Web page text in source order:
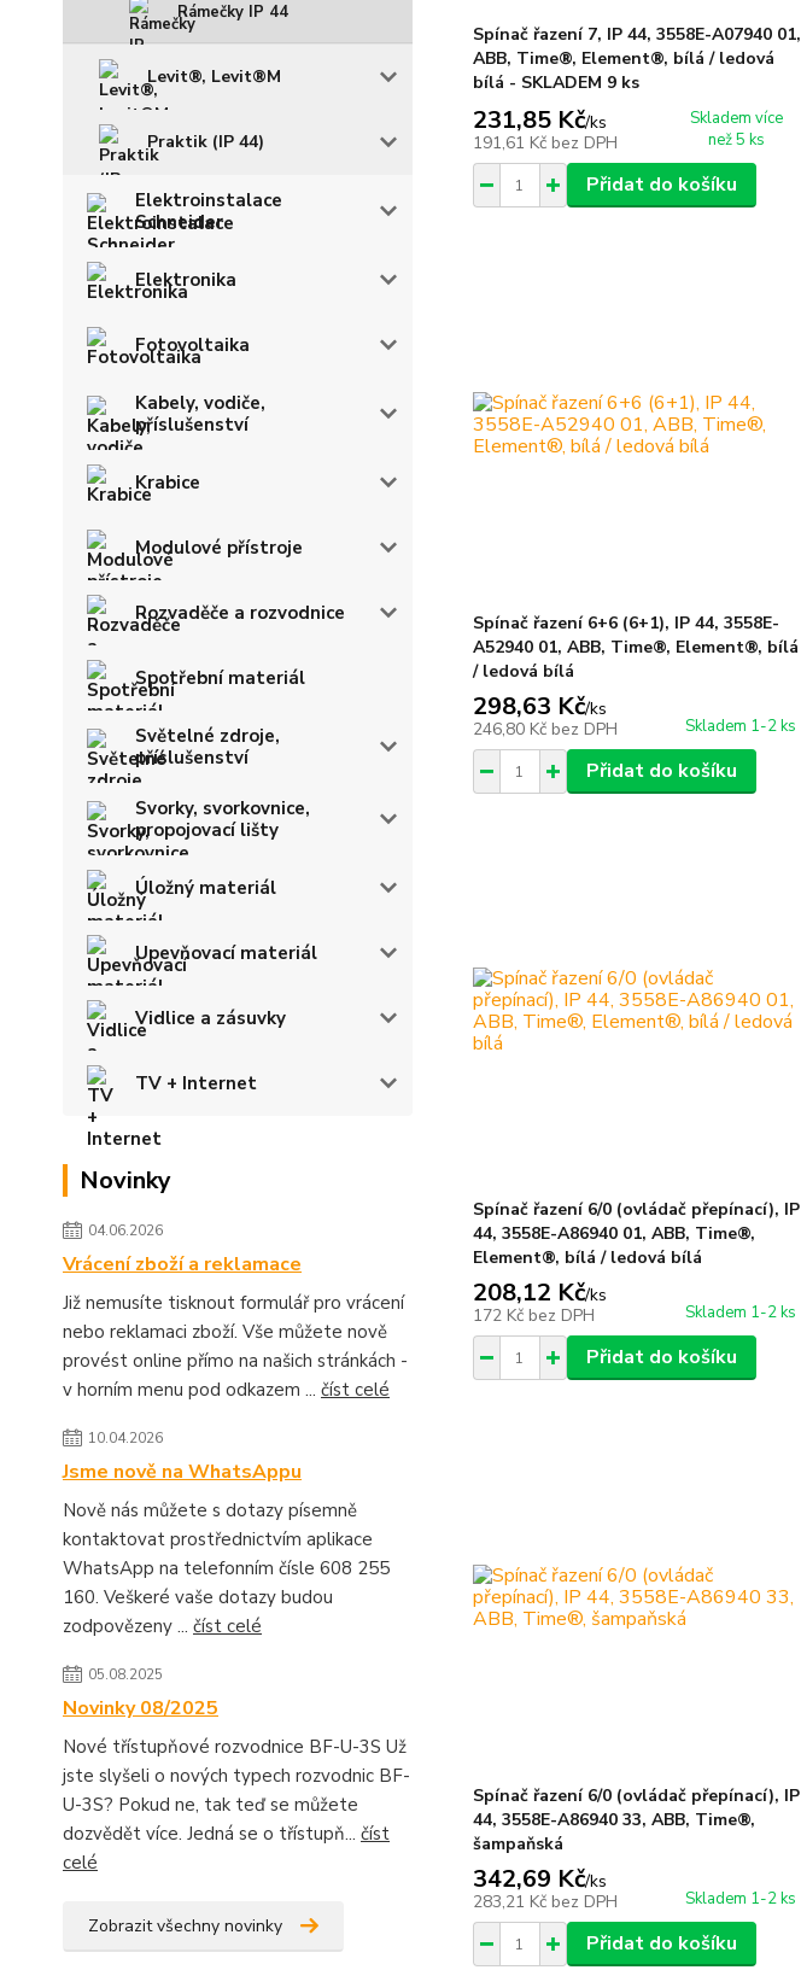
Rámečky IP 44
Levit®, Levit®M
Praktik (IP 44)
Elektroinstalace
Schneider
Elektronika
Fotovoltaika
Kabely, vodiče,
příslušenství
Krabice
Modulové přístroje
Rozvaděče a rozvodnice
Spotřební materiál
Světelné zdroje,
příslušenství
Svorky, svorkovnice,
propojovací lišty
Úložný materiál
Upevňovací materiál
Vidlice a zásuvky
TV + Internet
Novinky
04.06.2026
Vrácení zboží a reklamace
Již nemusíte tisknout formulář pro vrácení
nebo reklamaci zboží. Vše můžete nově
provést online přímo na našich stránkách -
v horním menu pod odkazem ... číst celé
10.04.2026
Jsme nově na WhatsAppu
Nově nás můžete s dotazy písemně
kontaktovat prostřednictvím aplikace
WhatsApp na telefonním čísle 608 255
160. Veškeré vaše dotazy budou
zodpovězeny ... číst celé
05.08.2025
Novinky 08/2025
Nové třístupňové rozvodnice BF-U-3S Už
jste slyšeli o nových typech rozvodnic BF-
U-3S? Pokud ne, tak teď se můžete
dozvědět více. Jedná se o třístupň... číst
celé
Zobrazit všechny novinky
Spínač řazení 7, IP 44, 3558E-A07940 01,
ABB, Time®, Element®, bílá / ledová
bílá - SKLADEM 9 ks
231,85 Kč/ks
191,61 Kč bez DPH
Skladem více
než 5 ks
Přidat do košíku
Spínač řazení 6+6 (6+1), IP 44, 3558E-
A52940 01, ABB, Time®, Element®, bílá
/ ledová bílá
298,63 Kč/ks
246,80 Kč bez DPH Skladem 1-2 ks
Přidat do košíku
Spínač řazení 6/0 (ovládač přepínací), IP
44, 3558E-A86940 01, ABB, Time®,
Element®, bílá / ledová bílá
208,12 Kč/ks
172 Kč bez DPH Skladem 1-2 ks
Přidat do košíku
Spínač řazení 6/0 (ovládač přepínací), IP
44, 3558E-A86940 33, ABB, Time®,
šampaňská
342,69 Kč/ks
283,21 Kč bez DPH Skladem 1-2 ks
Přidat do košíku